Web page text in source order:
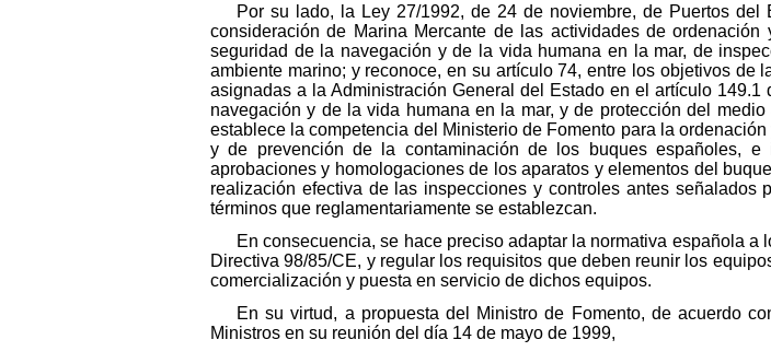
Por su lado, la Ley 27/1992, de 24 de noviembre, de Puertos
consideración de Marina Mercante de las actividades de
seguridad de la navegación y de la vida humana en la mar, de
ambiente marino; y reconoce, en su artículo 74, entre los objetivos
asignadas a la Administración General del Estado en el artículo
navegación y de la vida humana en la mar, y de protección del
establece la competencia del Ministerio de Fomento para la
y de prevención de la contaminación de los buques españoles,
aprobaciones y homologaciones de los aparatos y elementos del
realización efectiva de las inspecciones y controles antes
términos que reglamentariamente se establezcan.
En consecuencia, se hace preciso adaptar la normativa española
Directiva 98/85/CE, y regular los requisitos que deben reunir los
comercialización y puesta en servicio de dichos equipos.
En su virtud, a propuesta del Ministro de Fomento, de acuerdo
Ministros en su reunión del día 14 de mayo de 1999,